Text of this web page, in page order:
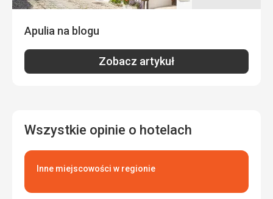
Apulia na blogu
Zobacz artykuł
Wszystkie opinie o hotelach
Inne miejscowości w regionie